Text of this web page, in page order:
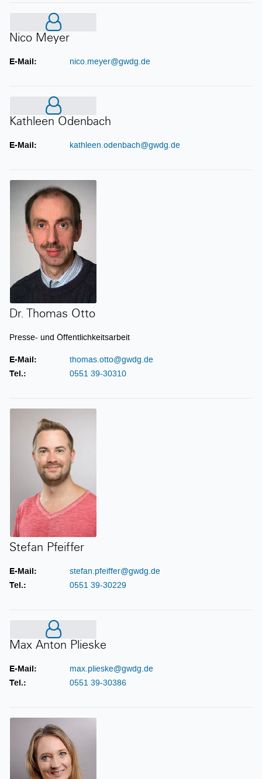
Nico Meyer
Nico Meyer
E-Mail: nico.meyer@gwdg.de
Kathleen Odenbach
Kathleen Odenbach
E-Mail: kathleen.odenbach@gwdg.de
Dr. Thomas Otto
Presse- und Öffentlichkeitsarbeit
E-Mail:
thomas.otto@gwdg.de
Tel.:
0551 39-30310
Stefan Pfeiffer
E-Mail:
stefan.pfeiffer@gwdg.de
Tel.:
0551 39-30229
Max Anton Plieske
Max Anton Plieske
E-Mail:
max.plieske@gwdg.de
Tel.:
0551 39-30386